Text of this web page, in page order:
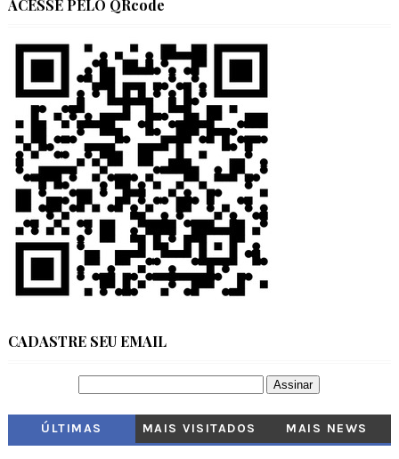
ACESSE PELO QRcode
CADASTRE SEU EMAIL
ÚLTIMAS MAIS VISITADOS MAIS NEWS